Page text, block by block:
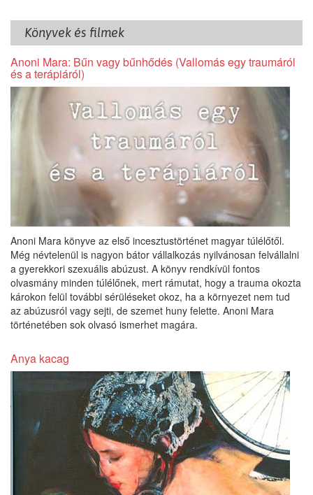
Könyvek és filmek
Anoni Mara: Bűn vagy bűnhődés (Vallomás egy traumáról
és a terápiáról)
Anoni Mara könyve az első incesztustörténet magyar túlélőtől.
Még névtelenül is nagyon bátor vállalkozás nyilvánosan felvállalni
a gyerekkori szexuális abúzust. A könyv rendkívül fontos
olvasmány minden túlélőnek, mert rámutat, hogy a trauma okozta
károkon felül további sérüléseket okoz, ha a környezet nem tud
az abúzusról vagy sejti, de szemet huny felette. Anoni Mara
történetében sok olvasó ismerhet magára.
Anya kacag